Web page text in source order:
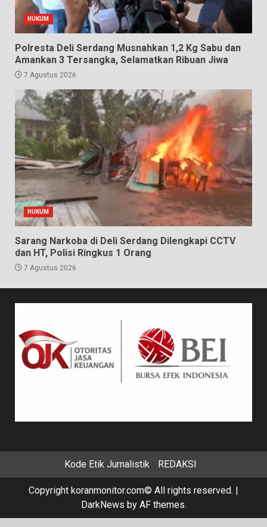
HUKUM
Polresta Deli Serdang Musnahkan 1,2 Kg Sabu dan
Amankan 3 Tersangka, Selamatkan Ribuan Jiwa
7 Agustus 2026
HUKUM
Sarang Narkoba di Deli Serdang Dilengkapi CCTV
dan HT, Polisi Ringkus 1 Orang
7 Agustus 2026
Kode Etik Jurnalistik REDAKSI
Copyright koranmonitor.com© All rights reserved. |
DarkNews by AF themes.